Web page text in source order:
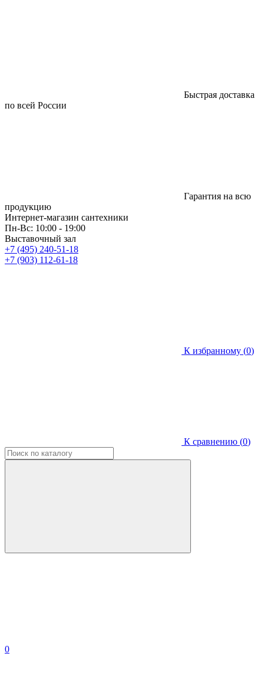
Быстрая доставка
по всей России
Гарантия на всю
продукцию
Интернет-магазин сантехники
Пн-Вс: 10:00 - 19:00
Выставочный зал
+7 (495) 240-51-18
+7 (903) 112-61-18
К избранному (0)
К сравнению (0)
0